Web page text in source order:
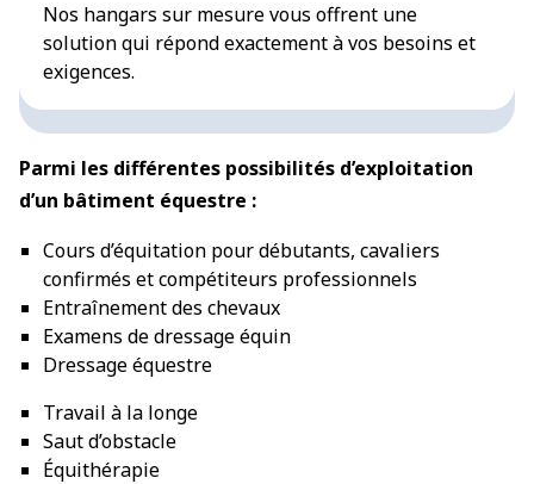
Nos hangars sur mesure vous offrent une
solution qui répond exactement à vos besoins et
exigences.
Parmi les différentes possibilités d’exploitation
d’un bâtiment équestre :
Cours d’équitation pour débutants, cavaliers
confirmés et compétiteurs professionnels
Entraînement des chevaux
Examens de dressage équin
Dressage équestre
Travail à la longe
Saut d’obstacle
Équithérapie